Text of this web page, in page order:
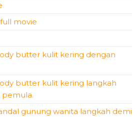
movie
butter kulit kering dengan
butter kulit kering langkah
gunung wanita langkah demi